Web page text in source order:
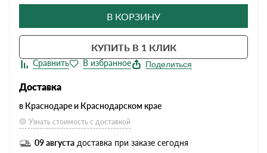
В КОРЗИНУ
КУПИТЬ В 1 КЛИК
Поделиться
Доставка
в Краснодаре и Краснодарском крае
Узнать стоимость с доставкой
09 августа доставка при заказе сегодня